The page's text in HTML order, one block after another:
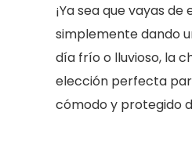
¡Ya sea que vayas
simplemente dando
día frío o lluvioso, la
elección perfecta
cómodo y protegido